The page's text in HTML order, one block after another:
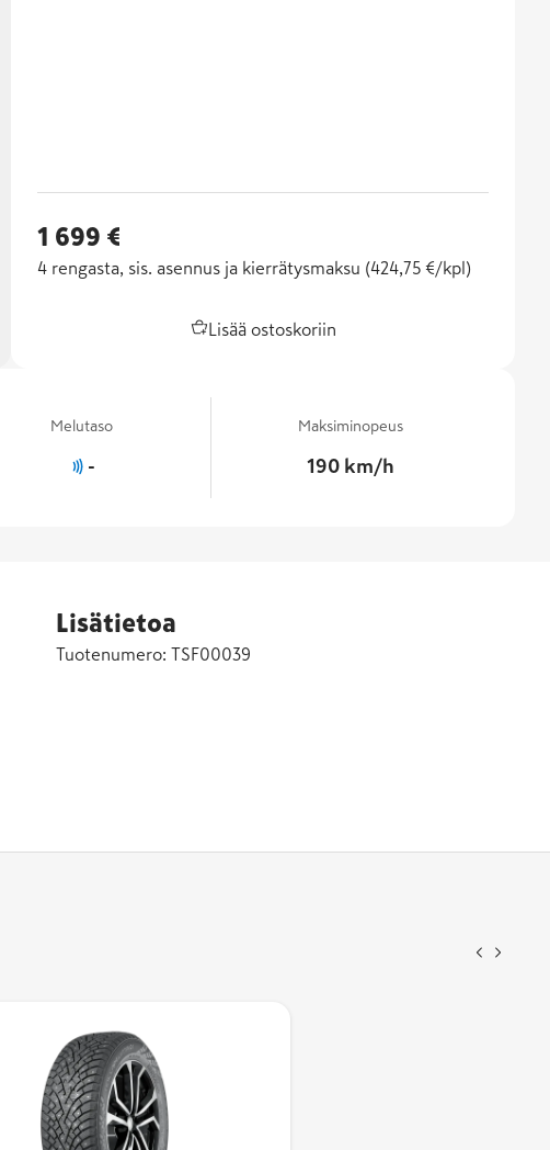
1 699 €
4 rengasta, sis. asennus ja kierrätysmaksu (424,75 €/kpl )
Lisää ostoskoriin
Melutaso
-
Maksiminopeus
190 km/h
Lisätietoa
Tuotenumero:TSF00039